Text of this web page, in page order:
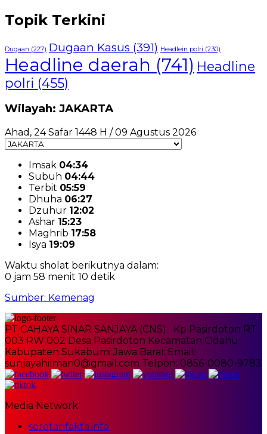
Topik Terkini
Dugaan (227) Dugaan Kasus (391) Headlein polri (230)
Headline daerah (741) Headline
polri (455)
Wilayah: JAKARTA
Ahad, 24 Safar 1448 H / 09 Agustus 2026
Imsak 04:34
Subuh 04:44
Terbit 05:59
Dhuha 06:27
Dzuhur 12:02
Ashar 15:23
Maghrib 17:58
Isya 19:09
Waktu sholat berikutnya dalam:
0 jam 58 menit 10 detik
Sumber: Kemenag
PT CAHAYA SINAR SANJAYA (CNS) Kp Pasirdoton RT
003 RW 002 Desa Pasirdoton Kecamatan Cidahu
Kabupaten Sukabumi Jawa Barat Email:
sunjayahilman0@gmail.com Telpon: 0856-0080-9783
Media Network
sorotanfakta.info